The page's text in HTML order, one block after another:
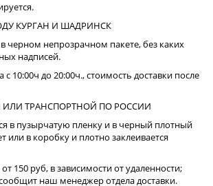
КУРГАН И ШАДРИНСК
в черном непрозрачном пакете, без каких
надписей.
с 10:00ч до 20:00ч., стоимость доставки после
ИЛИ ТРАНСПОРТНОЙ ПО РОССИИ
в пузырчатую пленку и в черный плотный
или в коробку и плотно заклеивается
150 руб, в зависимости от удаленности;
наш менеджер отдела доставки.